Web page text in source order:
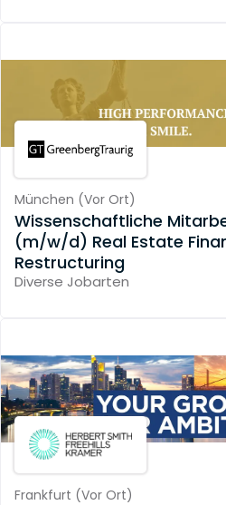
München (Vor Ort)
Wissenschaftliche
(m/w/d) Real Estate
Restructuring
Diverse Jobarten
Frankfurt (Vor Ort)